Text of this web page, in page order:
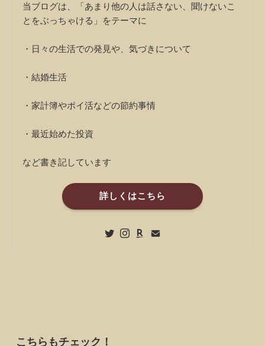
当ブログは、「あまり他の人は話さない、聞けないこ
とをぶっちゃける」をテーマに
・日々の生活での発見や、気づきについて
・結婚生活
・家計簿やポイ活などの節約事情
・最近始めた投資
など書き記しています
詳しくはこちら
こちらもチェック！